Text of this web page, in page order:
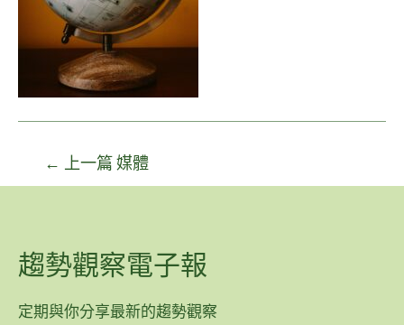
← 上一篇 媒體
趨勢觀察電子報
定期與你分享最新的趨勢觀察